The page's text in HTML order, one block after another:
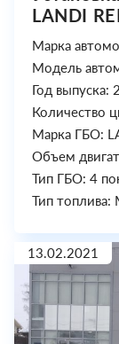
LANDI
Марка
Модель
Год выпуска:
Количество
Марка ГБО:
Объем
Тип ГБО: 4
Тип топлива:
13.02.2021